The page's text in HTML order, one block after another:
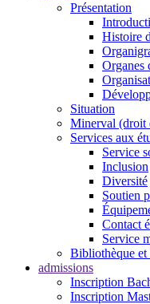
Présentation
Histoire
Organes
Situation
Minerval (droit
Services aux
Service
Inclusion
Diversité
Soutien
Contact
Service
Bibliothèque
admissions
Inscription
Inscription